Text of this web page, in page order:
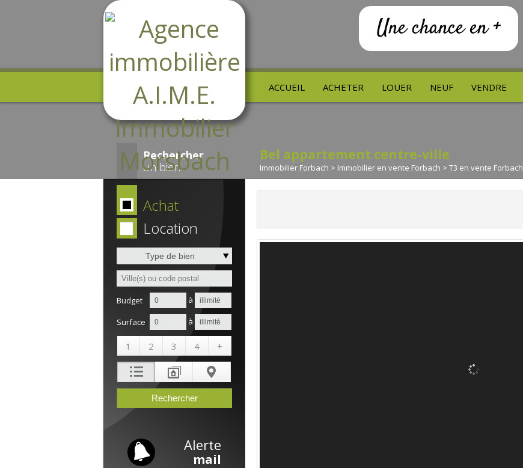
ACCUEIL ACHETER LOUER NEUF VENDRE
Une chance en +
Rechercher
un bien
Bel appartement centre-ville
Immobilier Forbach > Immobilier en vente Forbach > T3 en vente Forbach
Achat
Location
Type de bien
Budget à
Surface à
1 2 3 4 +
Alerte
mail